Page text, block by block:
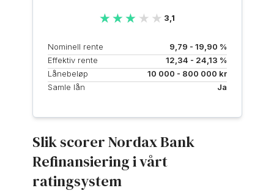
★★★★★
★★★★★ 3,1
Nominell rente
9,79 - 19,90 %
Effektiv rente
12,34 - 24,13 %
Lånebeløp
10 000 - 800 000 kr
Samle lån
Ja
Slik scorer Nordax Bank
Refinansiering i vårt
ratingsystem